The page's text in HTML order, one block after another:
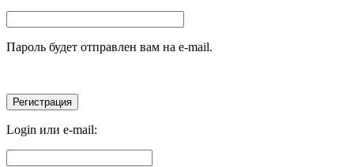
Пароль будет отправлен вам на e-mail.
Login или e-mail: